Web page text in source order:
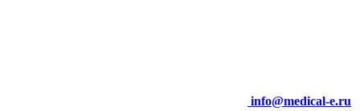
info@medical-e.ru